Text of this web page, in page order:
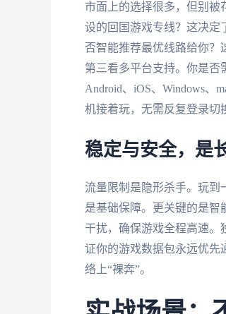
市面上的选择很多，但别被
设的回国游戏专线？这决定
否智能推荐最优线路给你？
第三看多平台支持。你是否
Android、iOS、Windows、
机接着玩，无需反复登录切
稳定与安全，是
流量限制是隐形杀手。玩到
是基础保障。更关键的是智
干扰，确保游戏全程高速。
证你的游戏数据包永远优先
络上“裸奔”。